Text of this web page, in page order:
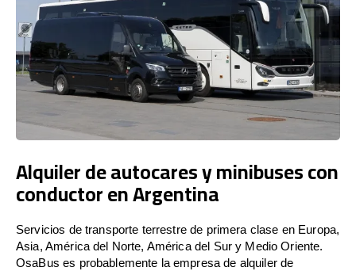
Alquiler de autocares y minibuses con
conductor en Argentina
Servicios de transporte terrestre de primera clase en Europa,
Asia, América del Norte, América del Sur y Medio Oriente.
OsaBus es probablemente la empresa de alquiler de